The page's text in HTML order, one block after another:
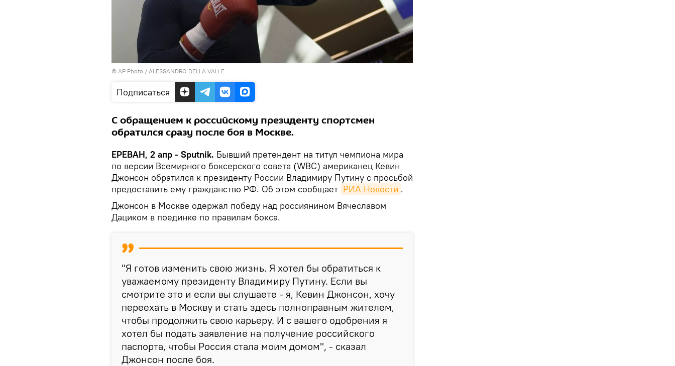
© AP Photo / ALESSANDRO DELLA VALLE
Подписаться
С обращением к российскому президенту спортсмен
обратился сразу после боя в Москве.
ЕРЕВАН, 2 апр - Sputnik. Бывший претендент на титул чемпиона мира
по версии Всемирного боксерского совета (WBC) американец Кевин
Джонсон обратился к президенту России Владимиру Путину с просьбой
предоставить ему гражданство РФ. Об этом сообщает РИА Новости .
Джонсон в Москве одержал победу над россиянином Вячеславом
Дациком в поединке по правилам бокса.
"Я готов изменить свою жизнь. Я хотел бы обратиться к
уважаемому президенту Владимиру Путину. Если вы
смотрите это и если вы слушаете - я, Кевин Джонсон, хочу
переехать в Москву и стать здесь полноправным жителем,
чтобы продолжить свою карьеру. И с вашего одобрения я
хотел бы подать заявление на получение российского
паспорта, чтобы Россия стала моим домом", - сказал
Джонсон после боя.